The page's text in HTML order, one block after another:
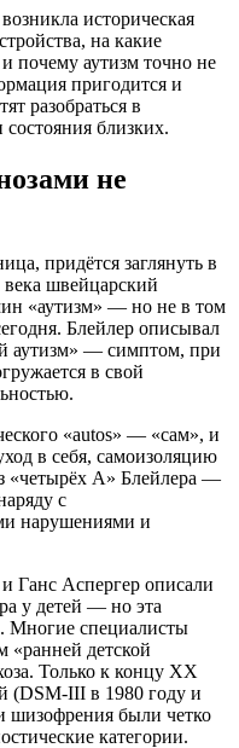
историческая
на какие
почему аутизм точно не
пригодится и
разобраться в
состояния близких.
не
придётся заглянуть в
швейцарский
«аутизм» — но не в том
Блейлер описывал
аутизм» — симптом, при
в свой
«autos» — «сам», и
в себя, самоизоляцию
«четырёх А» Блейлера —
с
нарушениями и
Ганс Аспергер описали
у детей — но эта
Многие специалисты
«ранней детской
Только к концу XX
(DSM-III в 1980 году и
были четко
категории.